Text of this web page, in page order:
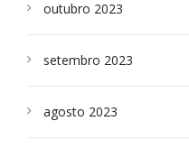
outubro 2023
setembro 2023
agosto 2023